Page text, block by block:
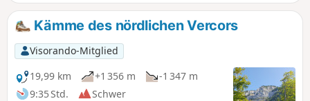
Kämme des nördlichen Vercors
Visorando-Mitglied
19,99 km
+1 356 m
-1 347 m
9:35 Std.
Schwer